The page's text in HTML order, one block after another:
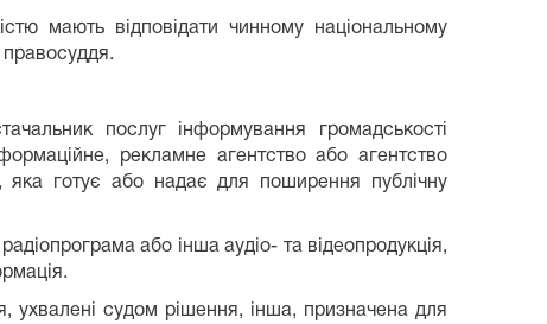
мають відповідати чинному національному
послуг інформування громадськості
рекламне агентство або агентство
яка готує або надає для поширення публічну
або інша аудіо- та відеопродукція,
ухвалені судом рішення, інша, призначена для